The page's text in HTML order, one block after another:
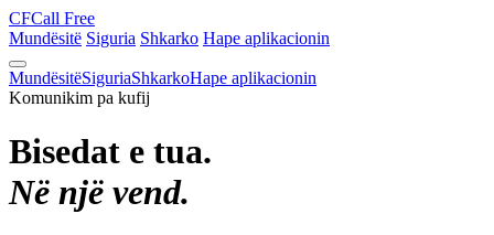
CFCall Free
Mundësitë Siguria Shkarko Hape aplikacionin
MundësitëSiguriaShkarkoHape aplikacionin
Komunikim pa kufij
Bisedat e tua.
Në një vend.